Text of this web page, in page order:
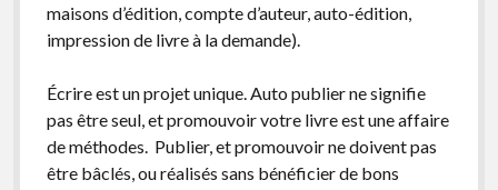
maisons d’édition, compte d’auteur, auto-édition,
impression de livre à la demande).
Écrire est un projet unique. Auto publier ne signifie
pas être seul, et promouvoir votre livre est une affaire
de méthodes. Publier, et promouvoir ne doivent pas
être bâclés, ou réalisés sans bénéficier de bons